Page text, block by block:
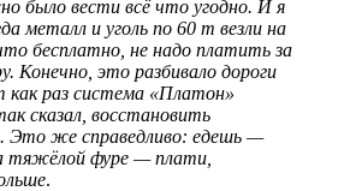
было вести всё что угодно. И я
металл и уголь по 60 т везли на
бесплатно, не надо платить за
Конечно, это разбивало дороги
как раз система «Платон»
сказал, восстановить
Это же справедливо: едешь —
тяжёлой фуре — плати,
.